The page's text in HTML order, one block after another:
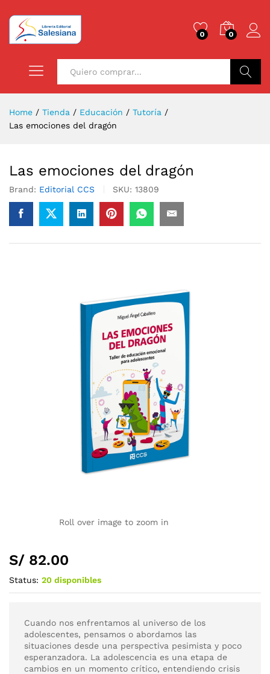
0 0
Home / Tienda / Educación / Tutoría /
Las emociones del dragón
Las emociones del dragón
Brand: Editorial CCS SKU: 13809
Roll over image to zoom in
S/ 82.00
Status: 20 disponibles
Cuando nos enfrentamos al universo de los
adolescentes, pensamos o abordamos las
situaciones desde una perspectiva pesimista y poco
esperanzadora. La adolescencia es una etapa de
cambios en un momento crítico, entendiendo crisis